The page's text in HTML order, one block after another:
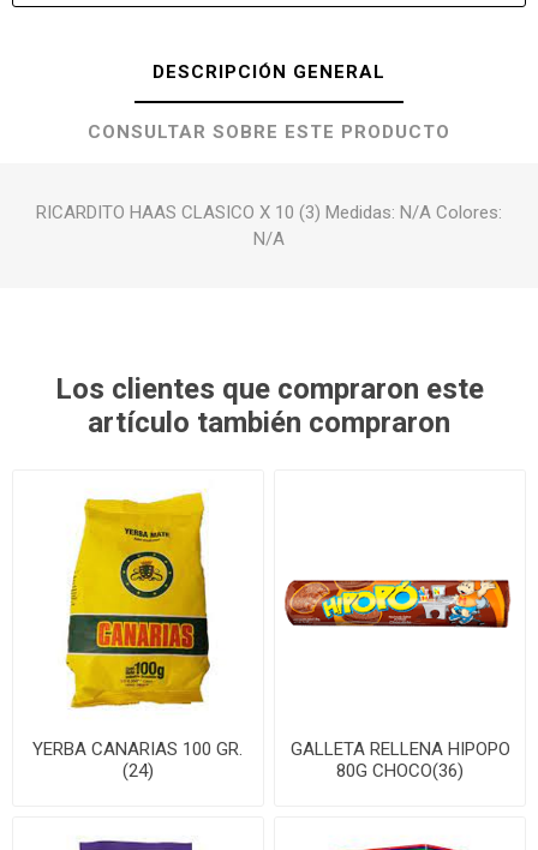
DESCRIPCIÓN GENERAL
CONSULTAR SOBRE ESTE PRODUCTO
RICARDITO HAAS CLASICO X 10 (3) Medidas: N/A Colores:
N/A
Los clientes que compraron este
artículo también compraron
YERBA CANARIAS 100 GR.
(24)
GALLETA RELLENA HIPOPO
80G CHOCO(36)